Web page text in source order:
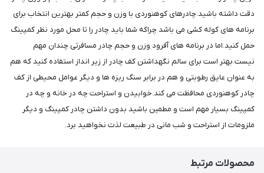
دقت داشته باشید.چادرهای کوهنوردی با وزن و حجم کمتر بهترین انتخاب برای
برنامه های کوله کشی می باشد چراکه شما باید چادر را تا محل مورد نظر کمپینگ
حمل کنید.اما در برنامه های آفرود وزن و حجم چادر مسافرتی چندان مهم
نیست.بهتر است برای سالم نگهداشتن کف چادر از زیر انداز استفاده کنید که هم
به عنوان عایق رطوبتی و هم در برابر سنگ ریزه ها و دیگر عوامل محیطی از کف
چادر کوهنوردی محافظت می کند.خوابیدن و استراحت چه در خانه و چه در
کمپینگ بسیار مهم است و مطمین باشید بدون داشتن چادر کمپینگ و دیگر
ملزومات از استراحت و شب مانی در طبیعت لذت نخواهید برد.
محصولات مرتبط